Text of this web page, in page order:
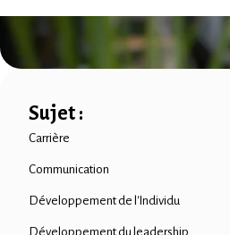
Sujet :
Carrière
Communication
Développement de l'Individu
Développement du leadership